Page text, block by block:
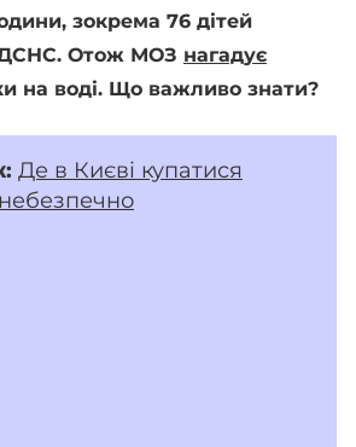
зокрема 76 дітей
Отож МОЗ нагадує
на воді. Що важливо знати?
Де в Києві купатися